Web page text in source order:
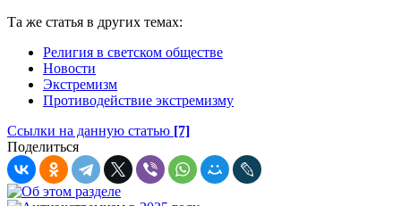
Та же статья в других темах:
Религия в светском обществе
Новости
Экстремизм
Противодействие экстремизму
Ссылки на данную статью [7]
Поделиться